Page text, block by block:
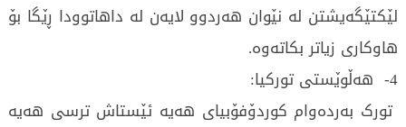
لێکتێگەیشتن لە نێوان هەردوو لایەن لە داهاتوودا ڕێگا بۆ
هاوکاری زیاتر بکاتەوە.
4- هەڵوێستی تورکیا:
تورک بەردەوام کوردۆفۆبیای هەیە ئێستاش ترسی هەیە